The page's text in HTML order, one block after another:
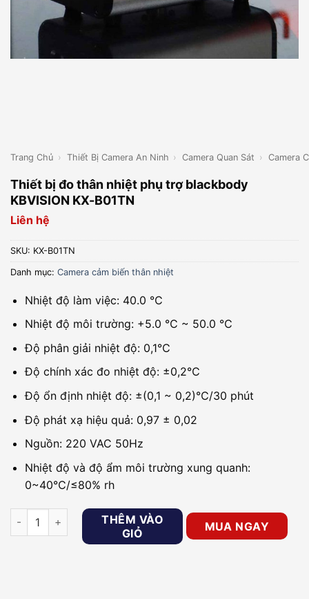
Trang Chủ › Thiết Bị Camera An Ninh › Camera Quan Sát › Camera
Thiết bị đo thân nhiệt phụ trợ blackbody
KBVISION KX-B01TN
Liên hệ
SKU: KX-B01TN
Danh mục: Camera cảm biến thân nhiệt
Nhiệt độ làm việc: 40.0 ℃
Nhiệt độ môi trường: +5.0 ℃ ~ 50.0 ℃
Độ phân giải nhiệt độ: 0,1℃
Độ chính xác đo nhiệt độ: ±0,2℃
Độ ổn định nhiệt độ: ±(0,1 ~ 0,2)℃/30 phút
Độ phát xạ hiệu quả: 0,97 ± 0,02
Nguồn: 220 VAC 50Hz
Nhiệt độ và độ ẩm môi trường xung quanh:
0~40℃/≤80% rh
Thiết bị đo thân nhiệt phụ trợ blackbody KBVISION KX-
THÊM VÀO
GIỎ
MUA NGAY